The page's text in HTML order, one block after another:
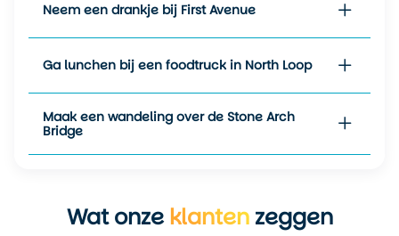
snel na de winter en de stad
voelt dan als nieuw.
Temperaturen variëren
15 en 22 graden
met koelere ochtenden.
Ideaal voor een stedentrip
met minder drukte en lagere
hotelprijzen. De bloesem in
fotogenieke tijd om te gaan.
Neem een drankje bij First Avenue
Ga lunchen bij een foodtruck in North Loop
Maak een wandeling over de Stone Arch
Bridge
Wat onzeklantenzeggen